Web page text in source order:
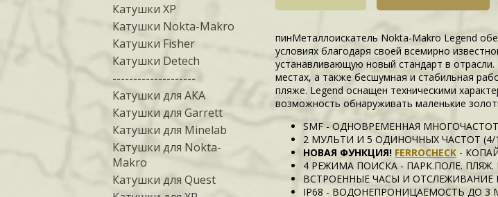
Катушки XP
Катушки Nokta-Makro
Катушки Fisher
Катушки Detech
--------------------
Катушки для АКА
Катушки для Garrett
Катушки для Minelab
Катушки для Nokta-
Makro
Катушки для Quest
пинМеталлоискатель Nokta-Makro Legend
условиях благодаря своей всемирно
устанавливающую новый стандарт в
местах, а также бесшумная и стабильная
пляже. Legend оснащен техническими
возможность обнаруживать маленькие
SMF - ОДНОВРЕМЕННАЯ
2 МУЛЬТИ И 5 ОДИНОЧНЫХ ЧАСТОТ (4/
НОВАЯ ФУНКЦИЯ! FERROCHECK -
4 РЕЖИМА ПОИСКА - ПАРК.ПОЛЕ.
ВСТРОЕННЫЕ ЧАСЫ И ОТСЛЕЖИВАНИЕ
IP68 - ВОДОНЕПРОНИЦАЕМОСТЬ ДО 3